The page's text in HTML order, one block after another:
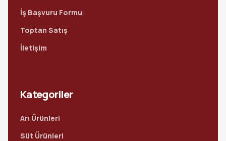
İş Başvuru Formu
Toptan Satış
İletişim
Kategoriler
Arı Ürünleri
Süt Ürünleri